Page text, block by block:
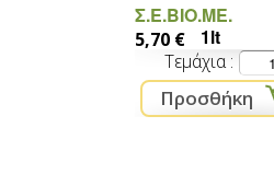
Σ.Ε.ΒΙΟ.ΜΕ.
5,70 € 1lt
Τεμάχια